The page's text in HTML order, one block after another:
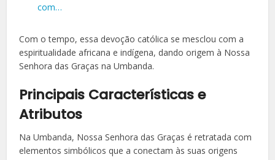
com…
Com o tempo, essa devoção católica se mesclou com a
espiritualidade africana e indígena, dando origem à Nossa
Senhora das Graças na Umbanda.
Principais Características e
Atributos
Na Umbanda, Nossa Senhora das Graças é retratada com
elementos simbólicos que a conectam às suas origens